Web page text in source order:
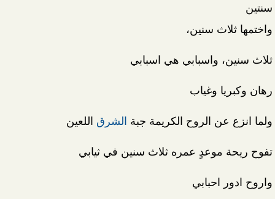
سنتين
واختمها ثلاث سنين،
ثلاث سنين، واسبابي هي اسبابي
رهان وكبريا وغياب
ولما انزع عن الروح الكريمة جبة الشرق اللعين
تفوح ريحة موعدٍ عمره ثلاث سنين في ثيابي
واروح ادور احبابي